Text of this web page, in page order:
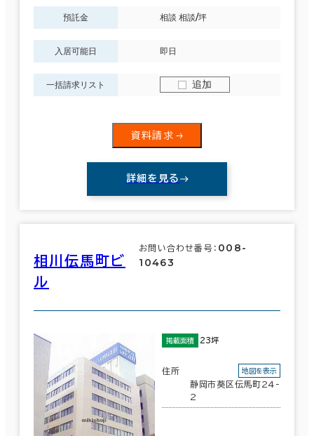
預託金 相談 相談/坪
入居可能日 即日
一括請求リスト 追加
資料請求
詳細を見る
相川伝馬町ビ
ル
お問い合わせ番号： 008-
10463
掲載面積 23坪
住所
静岡市葵区伝馬町24-
2
地図を表示